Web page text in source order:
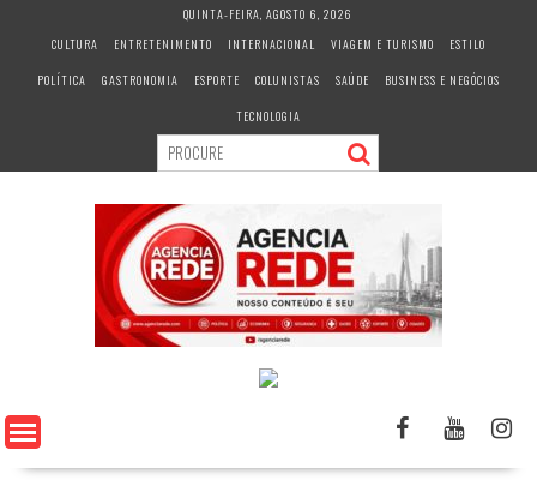
c
QUINTA-FEIRA, AGOSTO 6, 2026
CULTURA
ENTRETENIMENTO INTERNACIONAL VIAGEM E TURISMO
ESTILO
POLÍTICA
GASTRONOMIA ESPORTE COLUNISTAS SAÚDE
BUSINESS E NEGÓCIOS
TECNOLOGIA